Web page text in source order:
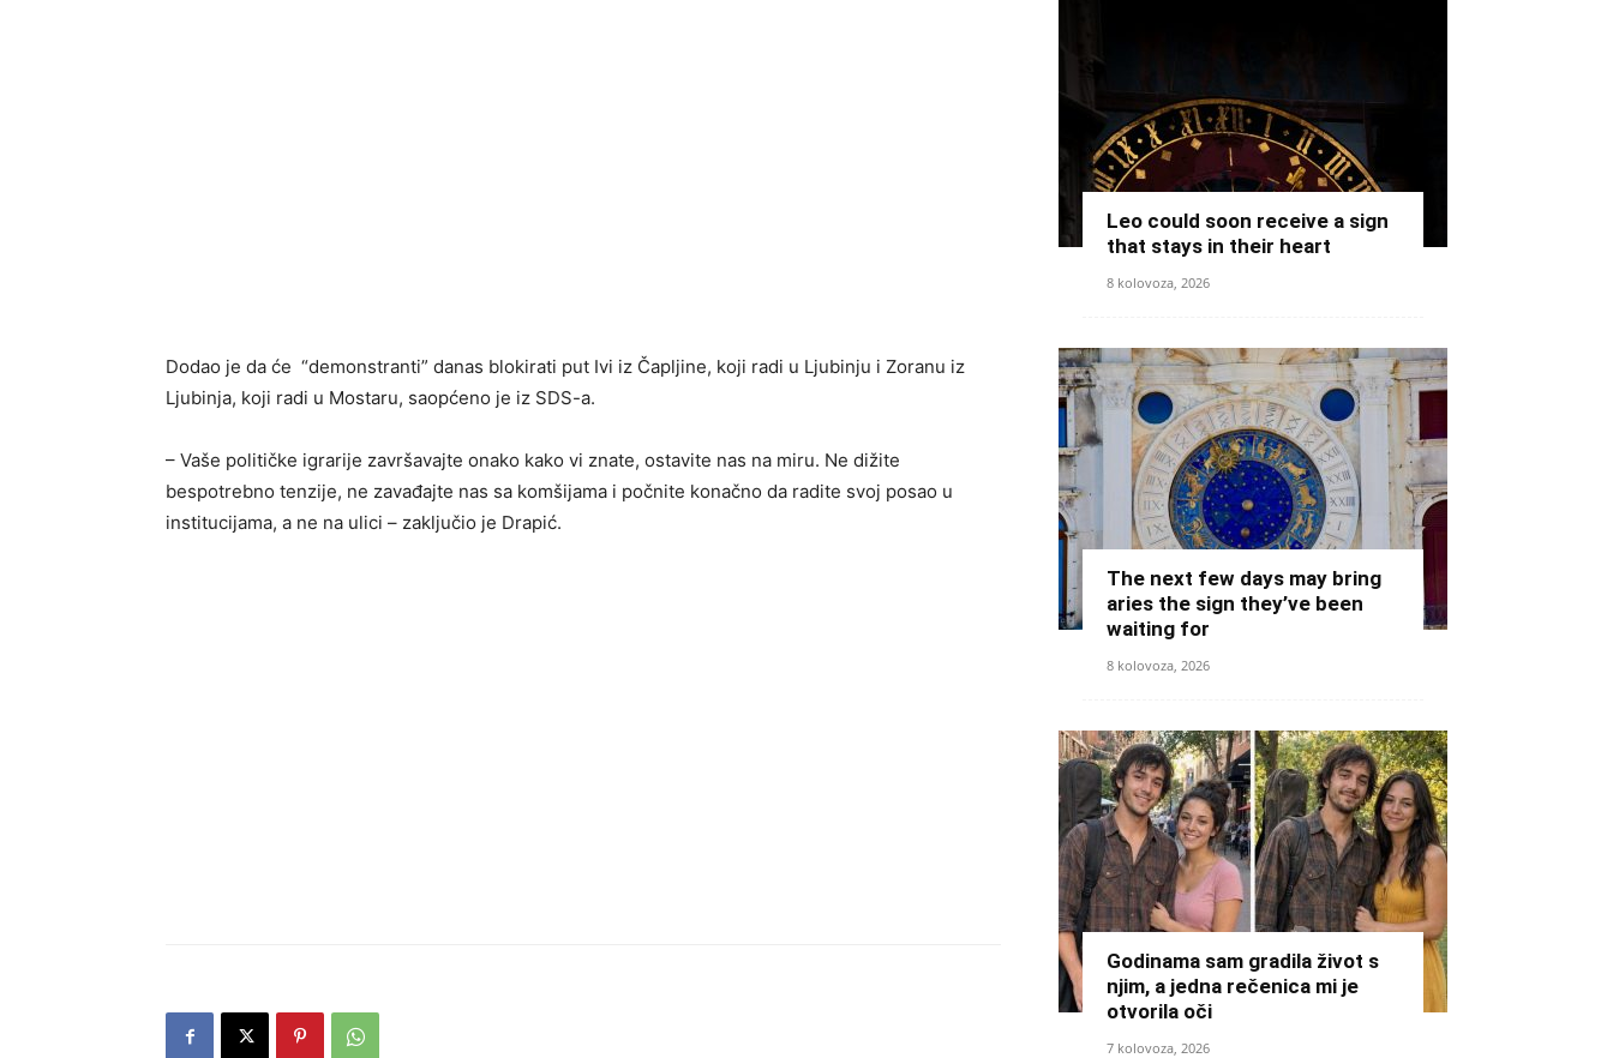
Dodao je da će “demonstranti” danas blokirati put Ivi iz Čapljine, koji radi u Ljubinju i Zoranu iz
Ljubinja, koji radi u Mostaru, saopćeno je iz SDS-a.
– Vaše političke igrarije završavajte onako kako vi znate, ostavite nas na miru. Ne dižite
bespotrebno tenzije, ne zavađajte nas sa komšijama i počnite konačno da radite svoj posao u
institucijama, a ne na ulici – zaključio je Drapić.
Leo could soon receive a sign
that stays in their heart
8 kolovoza, 2026
The next few days may bring
aries the sign they’ve been
waiting for
8 kolovoza, 2026
Godinama sam gradila život s
njim, a jedna rečenica mi je
otvorila oči
7 kolovoza, 2026